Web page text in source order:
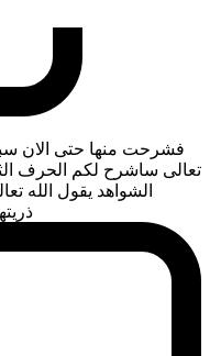
فشرحت منها حتى الان
تعالى ساشرح لكم الحرف
الشواهد يقول الله